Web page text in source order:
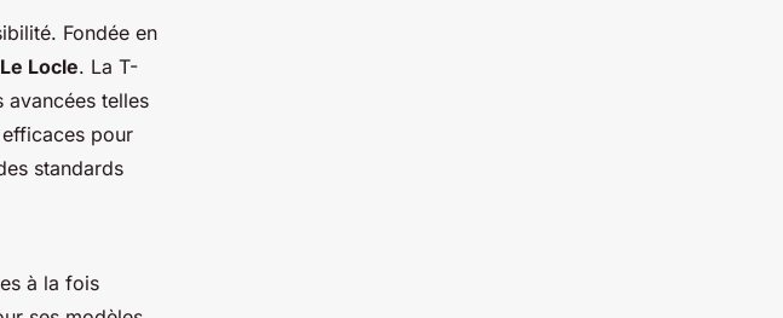
Fondée en
Le Locle. La T-
telles
pour
standards
à la fois